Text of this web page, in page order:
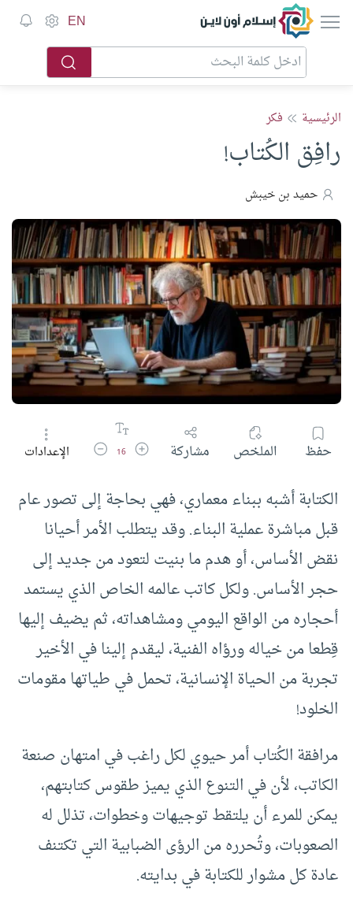
إسلام أون لاين EN
الرئيسية فكر
رافِق الكُتاب!
حميد بن خيبش
حفظ الملخص مشاركة زيادة حجم الخط
16 تقليل حجم الخط
الإعدادات
الكتابة أشبه ببناء معماري، فهي بحاجة إلى تصور عام
قبل مباشرة عملية البناء. وقد يتطلب الأمر أحيانا
نقض الأساس، أو هدم ما بنيت لتعود من جديد إلى
حجر الأساس. ولكل كاتب عالمه الخاص الذي يستمد
أحجاره من الواقع اليومي ومشاهداته، ثم يضيف إليها
قِطعا من خياله ورؤاه الفنية، ليقدم إلينا في الأخير
تجربة من الحياة الإنسانية، تحمل في طياتها مقومات
الخلود!
مرافقة الكُتاب أمر حيوي لكل راغب في امتهان صنعة
الكاتب، لأن في التنوع الذي يميز طقوس كتابتهم،
يمكن للمرء أن يلتقط توجيهات وخطوات، تذلل له
الصعوبات، وتُحرره من الرؤى الضبابية التي تكتنف
عادة كل مشوار للكتابة في بدايته.